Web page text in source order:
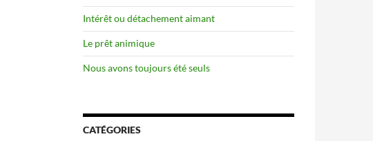
Intérêt ou détachement aimant
Le prêt animique
Nous avons toujours été seuls
CATÉGORIES